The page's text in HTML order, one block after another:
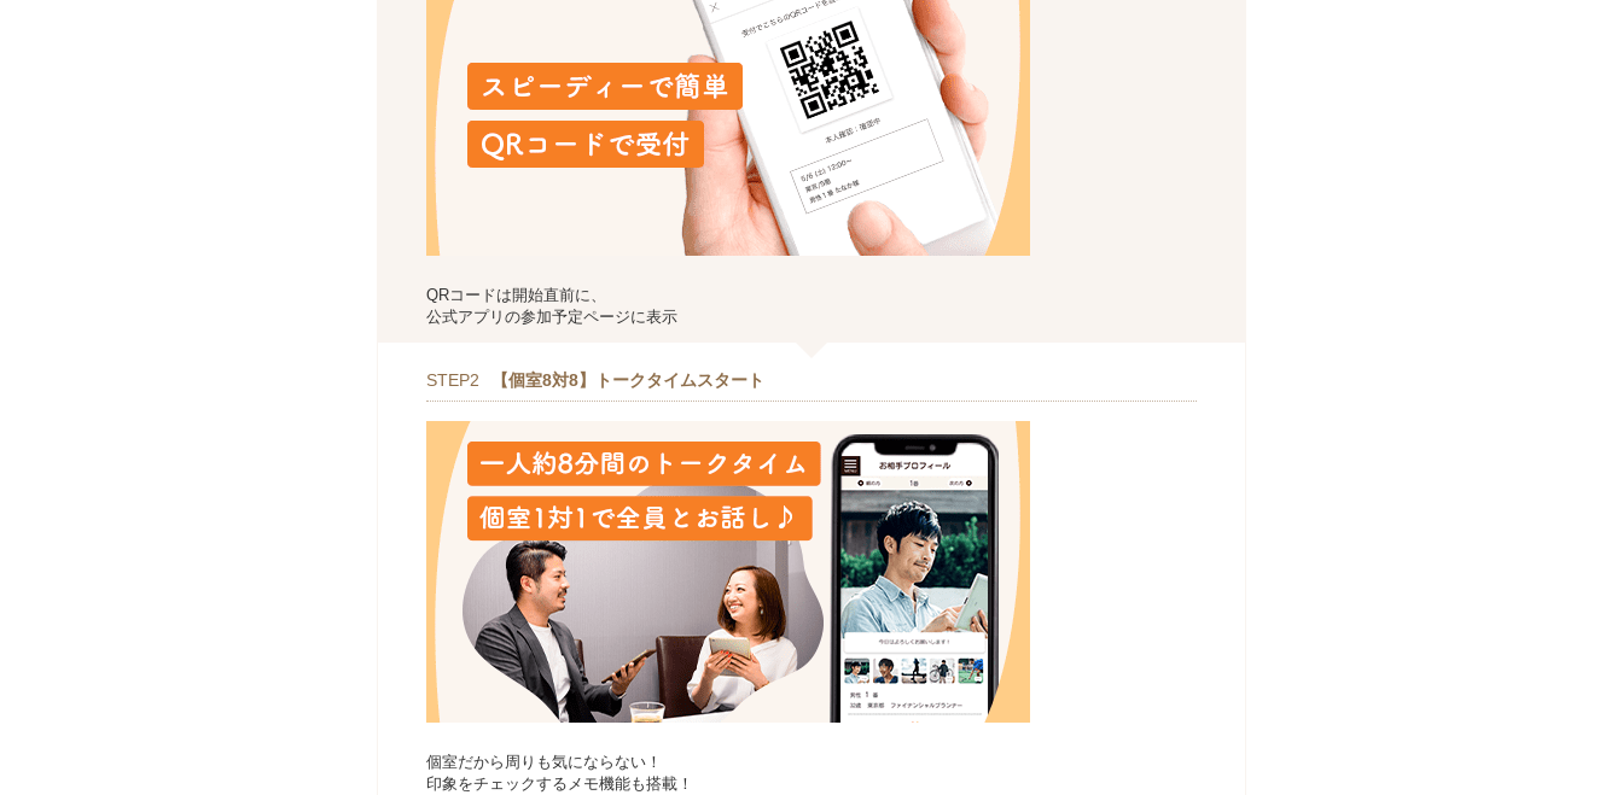
QRコードは開始直前に、
公式アプリの参加予定ページに表示
STEP2 【個室8対8】トークタイムスタート
個室だから周りも気にならない！
印象をチェックするメモ機能も搭載！